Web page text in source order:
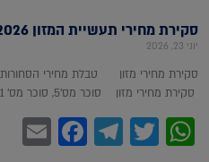
סקירת מחירי תעשיית המזון 17.6.2026
יוני 23, 2026
סקירת מחירי מזון טבלת מחירי
סקירת מחירי מזון סוכר מס'5, סוכר מס' 11, קקאו,
WhatsApp
Twitter